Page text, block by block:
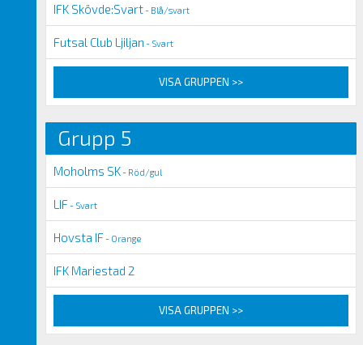
IFK Skövde:Svart- Blå/svart
Futsal Club Ljiljan - Svart
VISA GRUPPEN >>
Grupp 5
Moholms SK- Röd/gul
LIF- Svart
Hovsta IF- Orange
IFK Mariestad 2
VISA GRUPPEN >>